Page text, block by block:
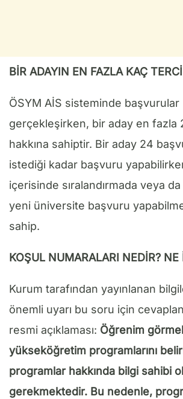
BİR ADAYIN EN FAZLA KAÇ
ÖSYM AİS sisteminde başvurular
gerçekleşirken, bir aday en fazla
hakkına sahiptir. Bir aday 24
istediği kadar başvuru
içerisinde sıralandırmada veya da
yeni üniversite başvuru
sahip.
KOŞUL NUMARALARI NEDİR? NE
Kurum tarafından yayınlanan
önemli uyarı bu soru için
resmi açıklaması: Öğrenim
yükseköğretim programlarını
programlar hakkında bilgi sahibi
gerekmektedir. Bu nedenle,